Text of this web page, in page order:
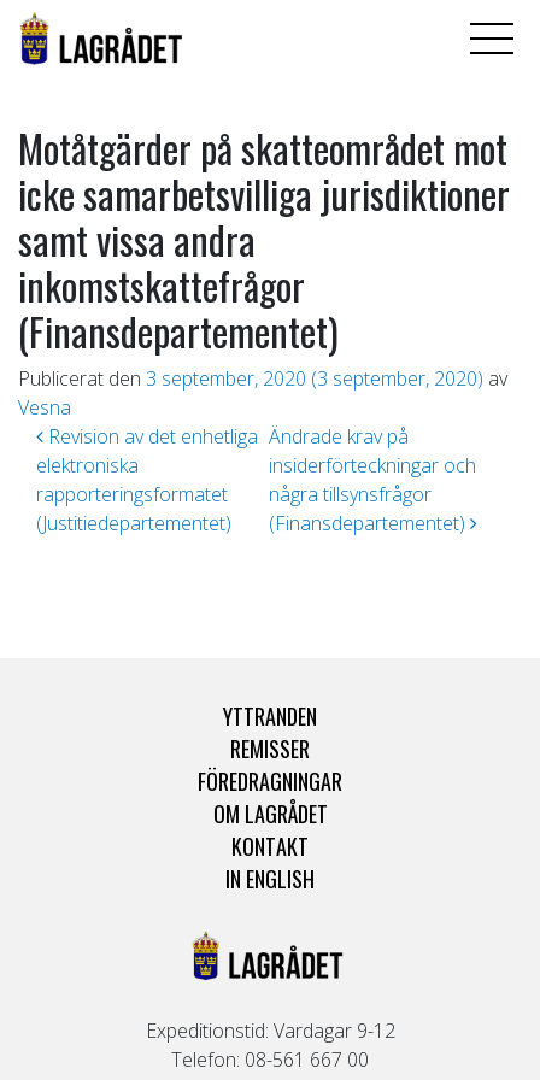
Motåtgärder på skatteområdet mot
icke samarbetsvilliga jurisdiktioner
samt vissa andra
inkomstskattefrågor
(Finansdepartementet)
Publicerat den 3 september, 2020 (3 september, 2020) av
Vesna
Inläggsnavigering
Revision av det enhetliga
elektroniska
rapporteringsformatet
(Justitiedepartementet)
Ändrade krav på
insiderförteckningar och
några tillsynsfrågor
(Finansdepartementet)
YTTRANDEN
REMISSER
FÖREDRAGNINGAR
OM LAGRÅDET
KONTAKT
IN ENGLISH
Expeditionstid: Vardagar 9-12
Telefon: 08-561 667 00